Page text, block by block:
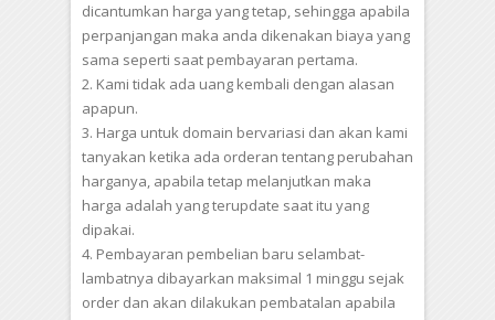
dicantumkan harga yang tetap, sehingga apabila
perpanjangan maka anda dikenakan biaya yang
sama seperti saat pembayaran pertama.
2. Kami tidak ada uang kembali dengan alasan
apapun.
3. Harga untuk domain bervariasi dan akan kami
tanyakan ketika ada orderan tentang perubahan
harganya, apabila tetap melanjutkan maka
harga adalah yang terupdate saat itu yang
dipakai.
4. Pembayaran pembelian baru selambat-
lambatnya dibayarkan maksimal 1 minggu sejak
order dan akan dilakukan pembatalan apabila